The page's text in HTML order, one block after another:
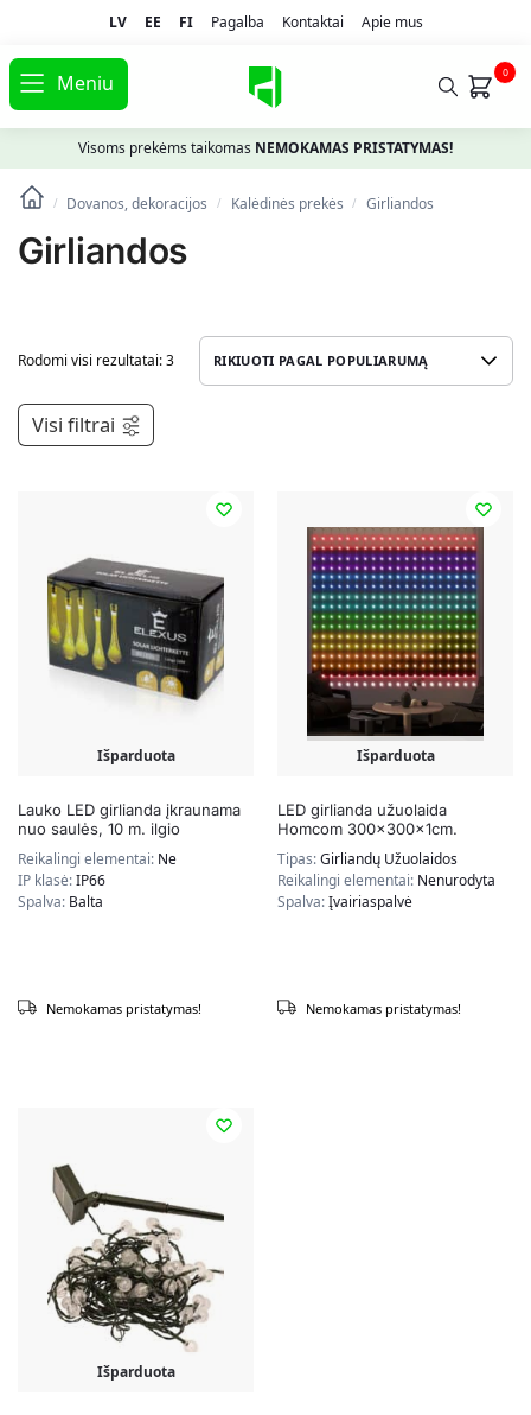
LV EE FI Pagalba Kontaktai Apie mus
Meniu 0
Visoms prekėms taikomas NEMOKAMAS PRISTATYMAS!
/ Dovanos, dekoracijos / Kalėdinės prekės / Girliandos
Girliandos
Rodomi visi rezultatai: 3
Visi filtrai
Išparduota
Lauko LED girlianda įkraunama
nuo saulės, 10 m. ilgio
Reikalingi elementai: Ne
IP klasė:IP66
Spalva: Balta
Nemokamas pristatymas!
Išparduota
LED girlianda užuolaida
Homcom 300x300x1cm.
Tipas:Girliandų Užuolaidos
Reikalingi elementai: Nenurodyta
Spalva:Įvairiaspalvė
Nemokamas pristatymas!
Išparduota